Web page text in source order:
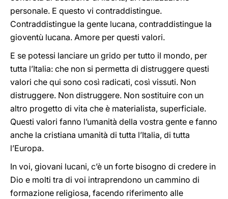
personale. E questo vi contraddistingue.
Contraddistingue la gente lucana, contraddistingue la
gioventù lucana. Amore per questi valori.
E se potessi lanciare un grido per tutto il mondo, per
tutta l’Italia: che non si permetta di distruggere questi
valori che qui sono così radicati, così vissuti. Non
distruggere. Non distruggere. Non sostituire con un
altro progetto di vita che è materialista, superficiale.
Questi valori fanno l’umanità della vostra gente e fanno
anche la cristiana umanità di tutta l’Italia, di tutta
l’Europa.
In voi, giovani lucani, c’è un forte bisogno di credere in
Dio e molti tra di voi intraprendono un cammino di
formazione religiosa, facendo riferimento alle